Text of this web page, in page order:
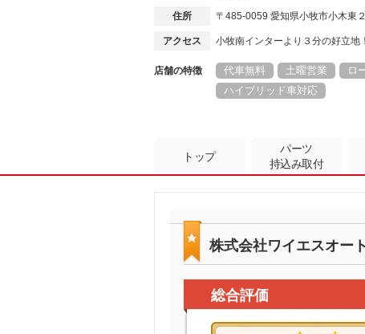
住所 〒485-0059 愛知県小牧市小木東
アクセス 小牧南インターより３分の好立
店舗の特徴 代車無料 土曜営業 ロ
ハイブリッド車対応
トップ
パーツ
持込み取付
株式会社ワイエスオー
総合評価